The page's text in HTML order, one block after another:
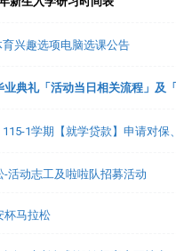
育兴趣选项电脑选课公告
业典礼「活动当日相关流程」及
115-1学期【就学贷款】申请对保
-活动志工及啦啦队招募活动
杯马拉松